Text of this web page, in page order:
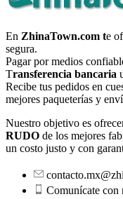
En ZhinaTown.com te
segura.
Pagar por medios
Transferencia bancaria
Recibe tus pedidos en
mejores paqueterías y
Nuestro objetivo es
RUDO de los mejores
un costo justo y con
Comunícate con